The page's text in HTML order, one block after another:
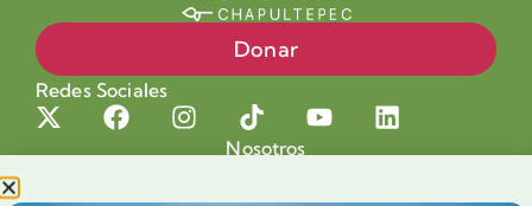
Donar
Redes Sociales
Nosotros